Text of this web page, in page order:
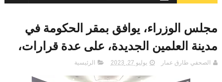
مجلس الوزراء، يوافق بمقر الحكومة في
مدينة العلمين الجديدة، على عدة قرارات،
الصحفي طارق عمار يوليو 27, 2023 الرئيسية